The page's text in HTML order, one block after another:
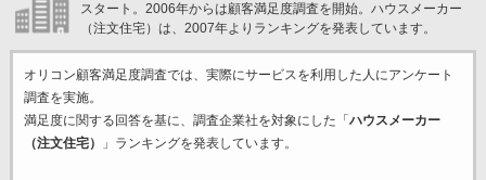
スタート。2006年からは顧客満足度調査を開始。ハウスメーカー
（注文住宅）は、2007年よりランキングを発表しています。
オリコン顧客満足度調査では、実際にサービスを利用した 人にアンケート
調査を実施。
満足度に関する回答を基に、調査企業社を対象にした「 ハウスメーカー
（注文住宅）
」ランキングを発表しています。